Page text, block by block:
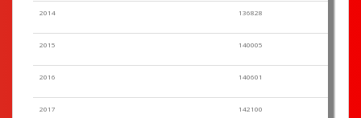
2014 136828
2015 140005
2016 140601
2017 142100